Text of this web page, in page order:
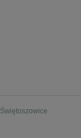
Świętoszowice